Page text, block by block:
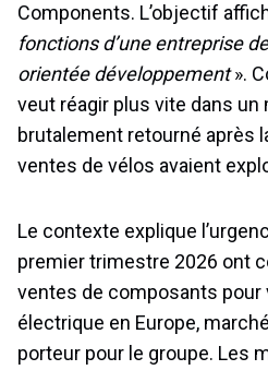
Components. L’objectif
fonctions d’une entreprise
orientée développement».
veut réagir plus vite dans un
brutalement retourné après
ventes de vélos avaient
Le contexte explique
premier trimestre 2026 ont
ventes de composants pour
électrique en Europe,
porteur pour le groupe. Les